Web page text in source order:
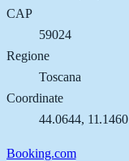
CAP
59024
Regione
Toscana
Coordinate
44.0644, 11.1460
Booking.com